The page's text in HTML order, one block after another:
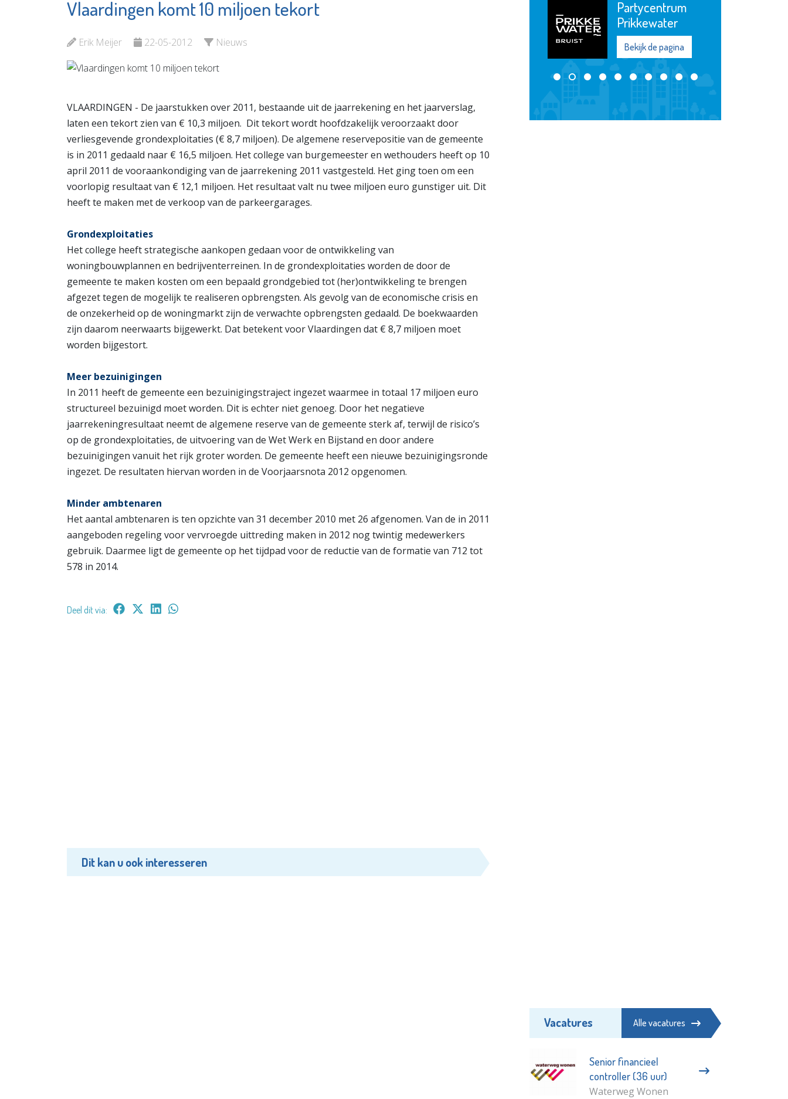
Vlaardingen komt 10 miljoen tekort
Erik Meijer 22-05-2012 Nieuws
VLAARDINGEN - De jaarstukken over 2011, bestaande uit de jaarrekening en het jaarverslag,
laten een tekort zien van € 10,3 miljoen. Dit tekort wordt hoofdzakelijk veroorzaakt door
verliesgevende grondexploitaties (€ 8,7 miljoen). De algemene reservepositie van de gemeente
is in 2011 gedaald naar € 16,5 miljoen. Het college van burgemeester en wethouders heeft op 10
april 2011 de vooraankondiging van de jaarrekening 2011 vastgesteld. Het ging toen om een
voorlopig resultaat van € 12,1 miljoen. Het resultaat valt nu twee miljoen euro gunstiger uit. Dit
heeft te maken met de verkoop van de parkeergarages.
Grondexploitaties
Het college heeft strategische aankopen gedaan voor de ontwikkeling van
woningbouwplannen en bedrijventerreinen. In de grondexploitaties worden de door de
gemeente te maken kosten om een bepaald grondgebied tot (her)ontwikkeling te brengen
afgezet tegen de mogelijk te realiseren opbrengsten. Als gevolg van de economische crisis en
de onzekerheid op de woningmarkt zijn de verwachte opbrengsten gedaald. De boekwaarden
zijn daarom neerwaarts bijgewerkt. Dat betekent voor Vlaardingen dat € 8,7 miljoen moet
worden bijgestort.
Meer bezuinigingen
In 2011 heeft de gemeente een bezuinigingstraject ingezet waarmee in totaal 17 miljoen euro
structureel bezuinigd moet worden. Dit is echter niet genoeg. Door het negatieve
jaarrekeningresultaat neemt de algemene reserve van de gemeente sterk af, terwijl de risico’s
op de grondexploitaties, de uitvoering van de Wet Werk en Bijstand en door andere
bezuinigingen vanuit het rijk groter worden. De gemeente heeft een nieuwe bezuinigingsronde
ingezet. De resultaten hiervan worden in de Voorjaarsnota 2012 opgenomen.
Minder ambtenaren
Het aantal ambtenaren is ten opzichte van 31 december 2010 met 26 afgenomen. Van de in 2011
aangeboden regeling voor vervroegde uittreding maken in 2012 nog twintig medewerkers
gebruik. Daarmee ligt de gemeente op het tijdpad voor de reductie van de formatie van 712 tot
578 in 2014.
Deel dit via:
Dit kan u ook interesseren
Rotterdam The
Bekijk de pagina
Vlaardingen
Partners
Bekijk de pagina
Partycentrum
Prikkewater
Bekijk de pagina
Vacatures Alle vacatures
Senior financieel
controller (36 uur)
Waterweg Wonen